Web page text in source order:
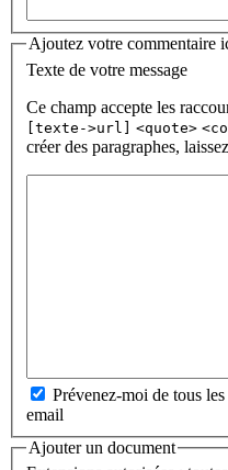
Ajoutez votre commentaire
Texte de votre message
Ce champ accepte les
[texte->url] <quote>
créer des paragraphes,
Prévenez-moi de tous
email
Ajouter un document